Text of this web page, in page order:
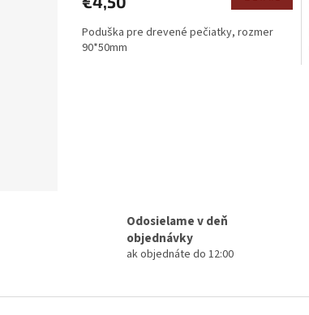
Poduška pre drevené pečiatky, rozmer
90*50mm
Odosielame v deň
objednávky
ak objednáte do 12:00